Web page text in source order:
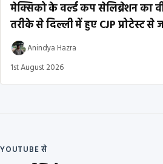
मेक्सिको के वर्ल्ड कप सेलिब्रेशन का
तरीके से दिल्ली में हुए CJP प्रोटेस्ट से
Anindya Hazra
1st August 2026
YOUTUBE से